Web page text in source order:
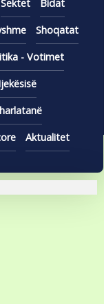
Sektet Bidat
Shoqatat
- Votimet
Aktualitet